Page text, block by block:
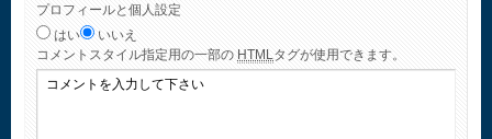
プロフィールと個人設定
はい
いいえ
コメント スタイル指定用の一部の HTML タグが使用できます。